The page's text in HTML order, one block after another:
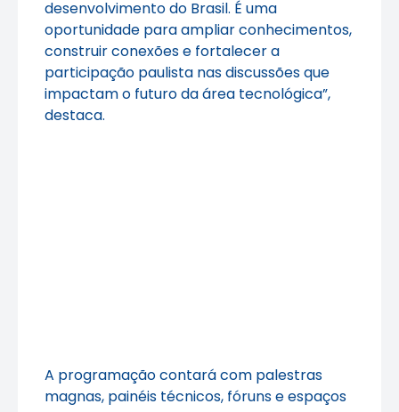
desenvolvimento do Brasil. É uma
oportunidade para ampliar conhecimentos,
construir conexões e fortalecer a
participação paulista nas discussões que
impactam o futuro da área tecnológica”,
destaca.
A programação contará com palestras
magnas, painéis técnicos, fóruns e espaços